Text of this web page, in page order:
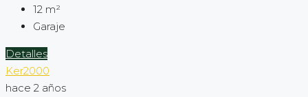
12 m²
Garaje
Detalles
Ker2000
hace 2 años